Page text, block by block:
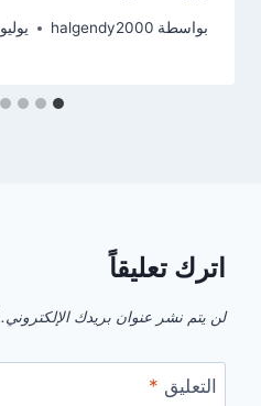
بواسطة halgendy2000 يوليو 23, 2026
اترك تعليقاً
لن يتم نشر عنوان بريدك الإلكتروني.
التعليق *